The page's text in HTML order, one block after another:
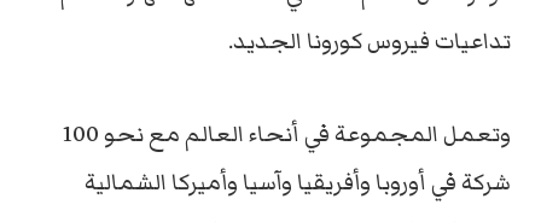
تداعيات فيروس كورونا الجديد.
وتعمل المجموعة في أنحاء العالم مع نحو 100
شركة في أوروبا وأفريقيا وآسيا وأميركا الشمالية